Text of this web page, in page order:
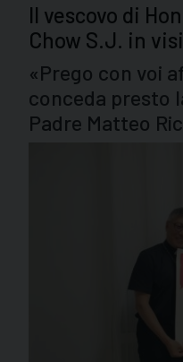
Il vescovo di
Chow S.J. in
«Prego con voi
conceda presto
Padre Matteo